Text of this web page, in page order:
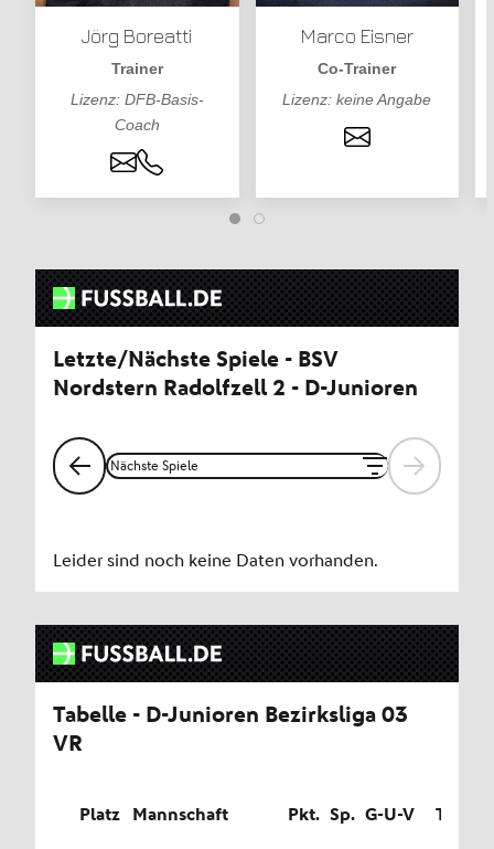
Jörg Boreatti
Trainer
Lizenz: DFB-Basis-
Coach
Marco Eisner
Co-Trainer
Lizenz: keine Angabe